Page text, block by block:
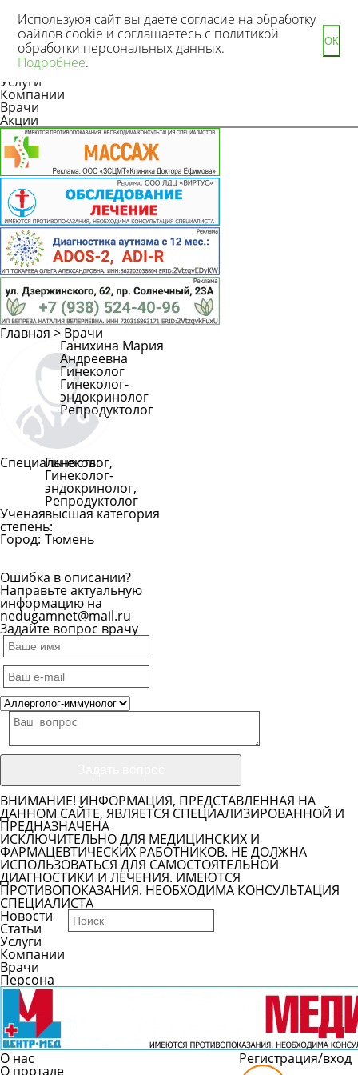
Новости
Статьи
Услуги
Компании
Врачи
Акции
Главная > Врачи
Ганихина Мария
Андреевна
Гинеколог
Гинеколог-
эндокринолог
Репродуктолог
Специальность:
Гинеколог,
Гинеколог-
эндокринолог,
Репродуктолог
Ученая
степень:
высшая категория
Город: Тюмень
Ошибка в описании?
Направьте актуальную
информацию на
nedugamnet@mail.ru
Задайте вопрос врачу
ВНИМАНИЕ! ИНФОРМАЦИЯ, ПРЕДСТАВЛЕННАЯ НА
ДАННОМ САЙТЕ, ЯВЛЯЕТСЯ СПЕЦИАЛИЗИРОВАННОЙ И
ПРЕДНАЗНАЧЕНА
ИСКЛЮЧИТЕЛЬНО ДЛЯ МЕДИЦИНСКИХ И
ФАРМАЦЕВТИЧЕСКИХ РАБОТНИКОВ. НЕ ДОЛЖНА
ИСПОЛЬЗОВАТЬСЯ ДЛЯ САМОСТОЯТЕЛЬНОЙ
ДИАГНОСТИКИ И ЛЕЧЕНИЯ. ИМЕЮТСЯ
ПРОТИВОПОКАЗАНИЯ. НЕОБХОДИМА КОНСУЛЬТАЦИЯ
СПЕЦИАЛИСТА
Новости
Статьи
Услуги
Компании
Врачи
Персона
О нас
О портале
Регистрация/вход
Используюя сайт вы даете согласие на обработку
файлов cookie и соглашаетесь с политикой
обработки персональных данных.
Подробнее.
ОК